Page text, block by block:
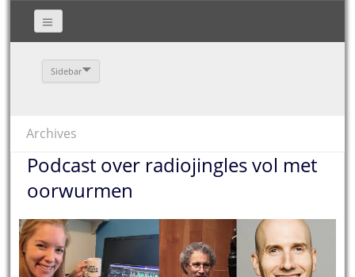
Sidebar
Archives
Podcast over radiojingles vol met
oorwurmen